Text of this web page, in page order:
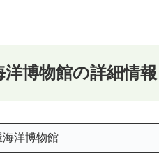
洋博物館の詳細情報
海洋博物館